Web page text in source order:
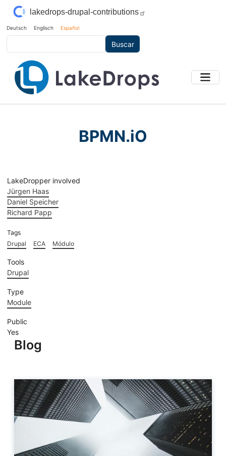
Pasar al contenido principal
lakedrops-drupal-contributions
Deutsch Englisch Español
BPMN.iO
LakeDropper involved
Jürgen Haas
Daniel Speicher
Richard Papp
Tags
Drupal
ECA Módulo
Tools
Drupal
Type
Module
Public
Yes
Blog